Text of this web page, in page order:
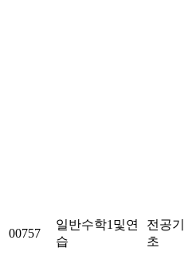
00757
일반수학1및연
습
전공기
초